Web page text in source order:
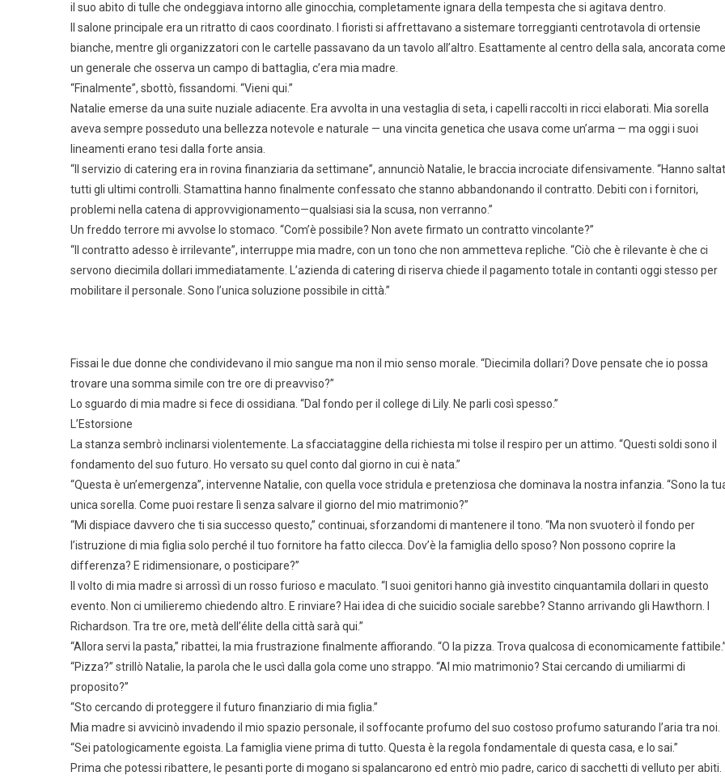
il suo abito di tulle che ondeggiava intorno alle ginocchia, completamente ignara della tempesta che si agitava dentro.
Il salone principale era un ritratto di caos coordinato. I fioristi si affrettavano a sistemare torreggianti centrotavola di ortensie
bianche, mentre gli organizzatori con le cartelle passavano da un tavolo all’altro. Esattamente al centro della sala, ancorata come
un generale che osserva un campo di battaglia, c’era mia madre.
“Finalmente”, sbottò, fissandomi. “Vieni qui.”
Natalie emerse da una suite nuziale adiacente. Era avvolta in una vestaglia di seta, i capelli raccolti in ricci elaborati. Mia sorella
aveva sempre posseduto una bellezza notevole e naturale — una vincita genetica che usava come un’arma — ma oggi i suoi
lineamenti erano tesi dalla forte ansia.
“Il servizio di catering era in rovina finanziaria da settimane”, annunciò Natalie, le braccia incrociate difensivamente. “Hanno
tutti gli ultimi controlli. Stamattina hanno finalmente confessato che stanno abbandonando il contratto. Debiti con i fornitori,
problemi nella catena di approvvigionamento—qualsiasi sia la scusa, non verranno.”
Un freddo terrore mi avvolse lo stomaco. “Com’è possibile? Non avete firmato un contratto vincolante?”
“Il contratto adesso è irrilevante”, interruppe mia madre, con un tono che non ammetteva repliche. “Ciò che è rilevante è che ci
servono diecimila dollari immediatamente. L’azienda di catering di riserva chiede il pagamento totale in contanti oggi stesso per
mobilitare il personale. Sono l’unica soluzione possibile in città.”
Fissai le due donne che condividevano il mio sangue ma non il mio senso morale. “Diecimila dollari? Dove pensate che io possa
trovare una somma simile con tre ore di preavviso?”
Lo sguardo di mia madre si fece di ossidiana. “Dal fondo per il college di Lily. Ne parli così spesso.”
L’Estorsione
La stanza sembrò inclinarsi violentemente. La sfacciataggine della richiesta mi tolse il respiro per un attimo. “Questi soldi sono il
fondamento del suo futuro. Ho versato su quel conto dal giorno in cui è nata.”
“Questa è un’emergenza”, intervenne Natalie, con quella voce stridula e pretenziosa che dominava la nostra infanzia. “Sono la
unica sorella. Come puoi restare lì senza salvare il giorno del mio matrimonio?”
“Mi dispiace davvero che ti sia successo questo,” continuai, sforzandomi di mantenere il tono. “Ma non svuoterò il fondo per
l’istruzione di mia figlia solo perché il tuo fornitore ha fatto cilecca. Dov’è la famiglia dello sposo? Non possono coprire la
differenza? E ridimensionare, o posticipare?”
Il volto di mia madre si arrossì di un rosso furioso e maculato. “I suoi genitori hanno già investito cinquantamila dollari in questo
evento. Non ci umilieremo chiedendo altro. E rinviare? Hai idea di che suicidio sociale sarebbe? Stanno arrivando gli Hawthorn. I
Richardson. Tra tre ore, metà dell’élite della città sarà qui.”
“Allora servi la pasta,” ribattei, la mia frustrazione finalmente affiorando. “O la pizza. Trova qualcosa di economicamente
“Pizza?” strillò Natalie, la parola che le uscì dalla gola come uno strappo. “Al mio matrimonio? Stai cercando di umiliarmi di
proposito?”
“Sto cercando di proteggere il futuro finanziario di mia figlia.”
Mia madre si avvicinò invadendo il mio spazio personale, il soffocante profumo del suo costoso profumo saturando l’aria tra noi.
“Sei patologicamente egoista. La famiglia viene prima di tutto. Questa è la regola fondamentale di questa casa, e lo sai.”
Prima che potessi ribattere, le pesanti porte di mogano si spalancarono ed entrò mio padre, carico di sacchetti di velluto per abiti.